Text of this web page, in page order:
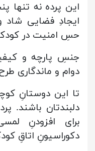
این پرده نه تنها
ایجادِ فضایی شاد
حسِ امنیت در
جنسِ پارچه و
دوام و ماندگاری
تا این دوستانِ
دلبندتان باشند.
برای افزودنِ
دکوراسیونِ اتاقِ